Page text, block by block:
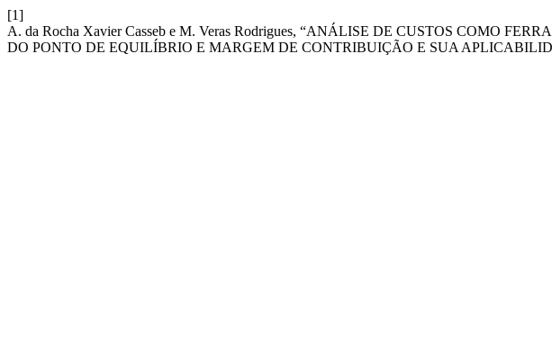
[1]
A. da Rocha Xavier Casseb e M. Veras Rodrigues, “ANÁLISE DE CUSTOS COMO
DO PONTO DE EQUILÍBRIO E MARGEM DE CONTRIBUIÇÃO E SUA